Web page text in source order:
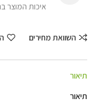
איכות המוצר
השוואת מחירים
תיאור
תיאור